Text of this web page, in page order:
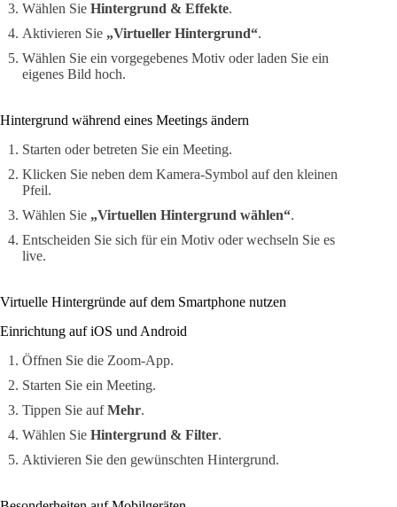
Wählen Sie Hintergrund & Effekte.
Aktivieren Sie „Virtueller Hintergrund“.
Wählen Sie ein vorgegebenes Motiv oder laden Sie ein
eigenes Bild hoch.
Hintergrund während eines Meetings ändern
Starten oder betreten Sie ein Meeting.
Klicken Sie neben dem Kamera-Symbol auf den kleinen
Pfeil.
Wählen Sie „Virtuellen Hintergrund wählen“.
Entscheiden Sie sich für ein Motiv oder wechseln Sie es
live.
Virtuelle Hintergründe auf dem Smartphone nutzen
Einrichtung auf iOS und Android
Öffnen Sie die Zoom-App.
Starten Sie ein Meeting.
Tippen Sie aufMehr.
Wählen Sie Hintergrund & Filter.
Aktivieren Sie den gewünschten Hintergrund.